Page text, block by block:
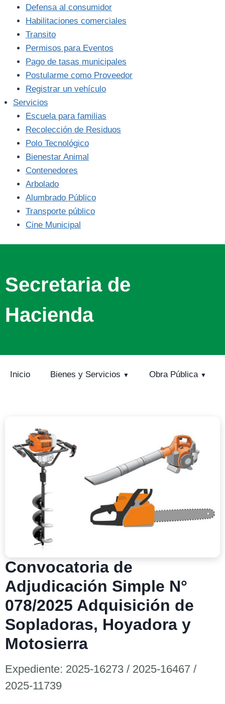
Defensa al consumidor
Habilitaciones comerciales
Transito
Permisos para Eventos
Pago de tasas municipales
Postularme como Proveedor
Registrar un vehículo
Servicios
Escuela para familias
Recolección de Residuos
Polo Tecnológico
Bienestar Animal
Contenedores
Arbolado
Alumbrado Público
Transporte público
Cine Municipal
Secretaria de
Hacienda
Inicio Bienes y Servicios Obra Pública
Convocatoria de
Adjudicación Simple N°
078/2025 Adquisición de
Sopladoras, Hoyadora y
Motosierra
Expediente: 2025-16273 / 2025-16467 /
2025-11739